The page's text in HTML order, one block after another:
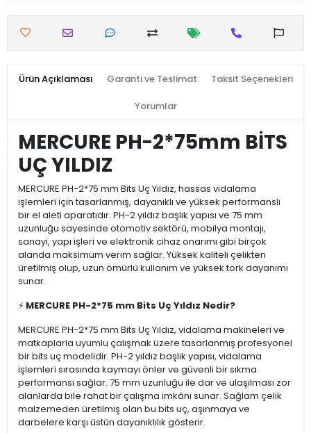
Ürün Açıklaması Garanti ve Teslimat Taksit Seçenekleri
Yorumlar
MERCURE PH-2*75mm BİTS
UÇ YILDIZ
MERCURE PH-2*75 mm Bits Uç Yıldız, hassas vidalama
işlemleri için tasarlanmış, dayanıklı ve yüksek performanslı
bir el aleti aparatıdır. PH-2 yıldız başlık yapısı ve 75 mm
uzunluğu sayesinde otomotiv sektörü, mobilya montajı,
sanayi, yapı işleri ve elektronik cihaz onarımı gibi birçok
alanda maksimum verim sağlar. Yüksek kaliteli çelikten
üretilmiş olup, uzun ömürlü kullanım ve yüksek tork dayanımı
sunar.
⚡ MERCURE PH-2*75 mm Bits Uç Yıldız Nedir?
MERCURE PH-2*75 mm Bits Uç Yıldız, vidalama makineleri ve
matkaplarla uyumlu çalışmak üzere tasarlanmış profesyonel
bir bits uç modelidir. PH-2 yıldız başlık yapısı, vidalama
işlemleri sırasında kaymayı önler ve güvenli bir sıkma
performansı sağlar. 75 mm uzunluğu ile dar ve ulaşılması zor
alanlarda bile rahat bir çalışma imkânı sunar. Sağlam çelik
malzemeden üretilmiş olan bu bits uç, aşınmaya ve
darbelere karşı üstün dayanıklılık gösterir.